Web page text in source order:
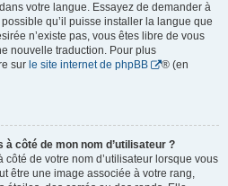
votre langue. Essayez de demander à
qu’il puisse installer la langue que
n’existe pas, vous êtes libre de vous
nouvelle traduction. Pour plus
sur le site internet de phpBB
® (en
côté de mon nom d’utilisateur ?
de votre nom d’utilisateur lorsque vous
être une image associée à votre rang,